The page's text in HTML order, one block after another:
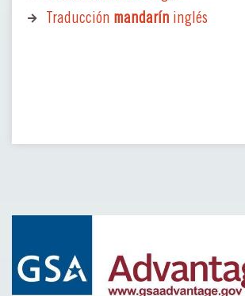
Traducción mandarín inglés